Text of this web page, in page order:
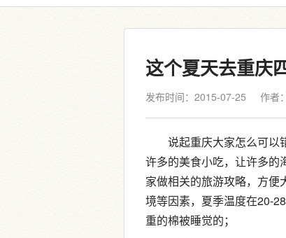
这个夏天去重庆
发布时间：2015-07-25 作者
说起重庆大家怎么可以
许多的美食小吃，让许多的
家做相关的旅游攻略，方便
境等因素，夏季温度在20-
重的棉被睡觉的；